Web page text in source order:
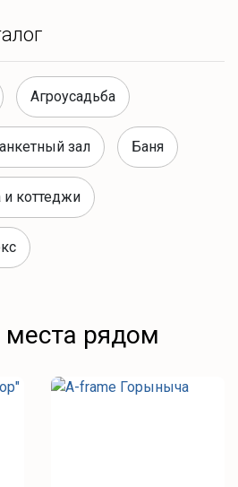
Агроусадьба
зал Баня
коттеджи
места рядом